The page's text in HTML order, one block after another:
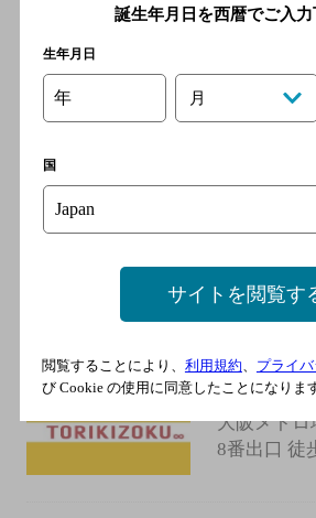
大衆酒場あ
大阪市営
下鉄御堂
焼鳥屋 鳥
[居酒屋]
大阪メトロ
8番出口 徒
誕生年月日を西暦でご入力
生年月日
年 月
国
サイトを閲覧す
閲覧することにより、 利用規約、 プライ
び Cookie の使用に同意したことになりま